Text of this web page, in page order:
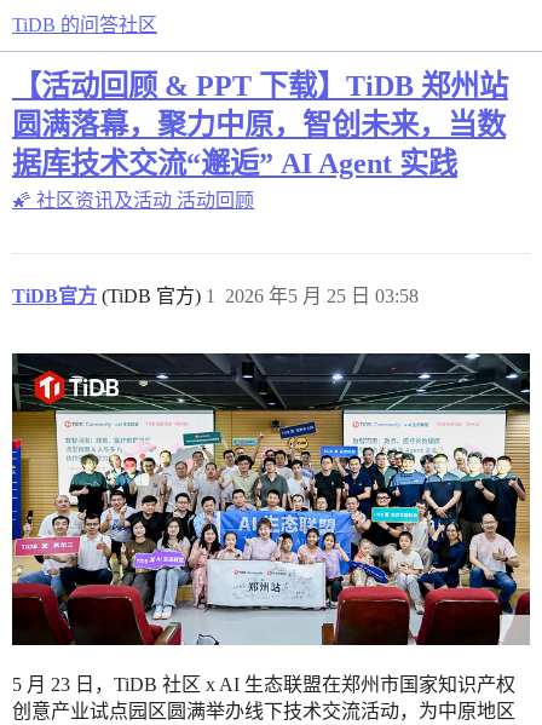
TiDB 的问答社区
【活动回顾 & PPT 下载】TiDB 郑州站
圆满落幕，聚力中原，智创未来，当数
据库技术交流“邂逅” AI Agent 实践
🌠 社区资讯及活动 活动回顾
TiDB官方 (TiDB 官方) 2026 年5 月 25 日 03:58
1
5 月 23 日，TiDB 社区 x AI 生态联盟在郑州市国家知识产权
创意产业试点园区圆满举办线下技术交流活动，为中原地区